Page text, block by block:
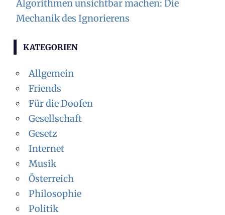
Algorithmen unsichtbar machen: Die
Mechanik des Ignorierens
KATEGORIEN
Allgemein
Friends
Für die Doofen
Gesellschaft
Gesetz
Internet
Musik
Österreich
Philosophie
Politik